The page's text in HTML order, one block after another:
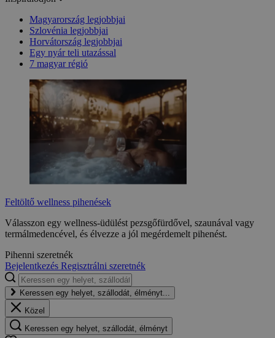
Magyarország legjobbjai
Szlovénia legjobbjai
Horvátország legjobbjai
Egy nyár teli utazással
7 magyar régió
Feltöltő wellness pihenések
Válasszon egy wellness-üdülést pezsgőfürdővel, szaunával vagy
termálmedencével, és élvezze a jól megérdemelt pihenést.
Pihenni szeretnék
Bejelentkezés Regisztrálni szeretnék
Keressen egy helyet, szállodát, élményt...
Közel
Keressen egy helyet, szállodát, élményt